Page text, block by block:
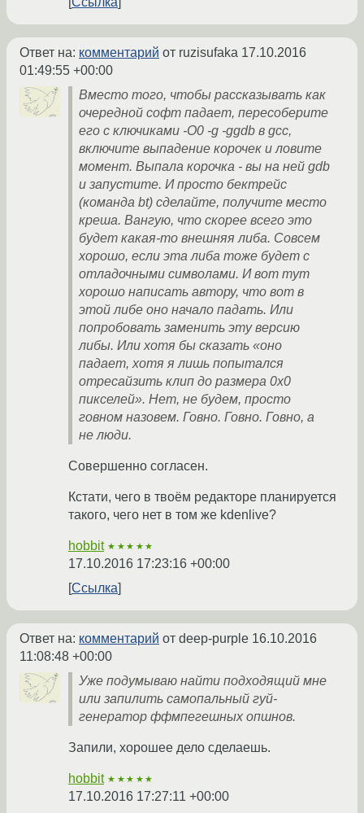
Ответ на: комментарий от ruzisufaka 17.10.2016
01:49:55 +00:00
Вместо того, чтобы рассказывать как
очередной софт падает, пересоберите
его с ключиками -O0 -g -ggdb в gcc,
включите выпадение корочек и ловите
момент. Выпала корочка - вы на ней gdb
и запустите. И просто бектрейс
(команда bt) сделайте, получите место
креша. Вангую, что скорее всего это
будет какая-то внешняя либа. Совсем
хорошо, если эта либа тоже будет с
отладочными символами. И вот тут
хорошо написать автору, что вот в
этой либе оно начало падать. Или
попробовать заменить эту версию
либы. Или хотя бы сказать «оно
падает, хотя я лишь попытался
отресайзить клип до размера 0х0
пикселей». Нет, не будем, просто
говном назовем. Говно. Говно. Говно, а
не люди.
Совершенно согласен.
Кстати, чего в твоём редакторе планируется
такого, чего нет в том же kdenlive?
hobbit ★★★★★
17.10.2016 17:23:16 +00:00
Ссылка
Ответ на: комментарий от deep-purple 16.10.2016
11:08:48 +00:00
Уже подумываю найти подходящий мне
или запилить самопальный гуй-
генератор ффмпегешных опшнов.
Запили, хорошее дело сделаешь.
hobbit ★★★★★
17.10.2016 17:27:11 +00:00